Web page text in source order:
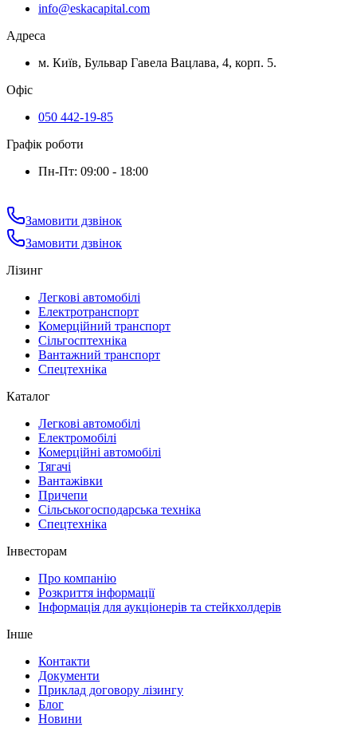
info@eskacapital.com
Адреса
м. Київ, Бульвар Гавела Вацлава, 4, корп. 5.
Офіс
050 442-19-85
Графік роботи
Пн-Пт: 09:00 - 18:00
Замовити дзвінок
Замовити дзвінок
Лізинг
Легкові автомобілі
Електротранспорт
Комерційний транспорт
Сільгосптехніка
Вантажний транспорт
Спецтехніка
Каталог
Легкові автомобілі
Електромобілі
Комерційні автомобілі
Тягачі
Вантажівки
Причепи
Сільськогосподарська техніка
Спецтехніка
Інвесторам
Про компанію
Розкриття інформації
Інформація для аукціонерів та стейкхолдерів
Інше
Контакти
Документи
Приклад договору лізингу
Блог
Новини